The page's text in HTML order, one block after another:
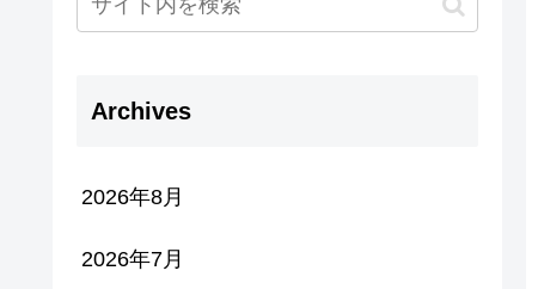
Archives
2026年8月
2026年7月